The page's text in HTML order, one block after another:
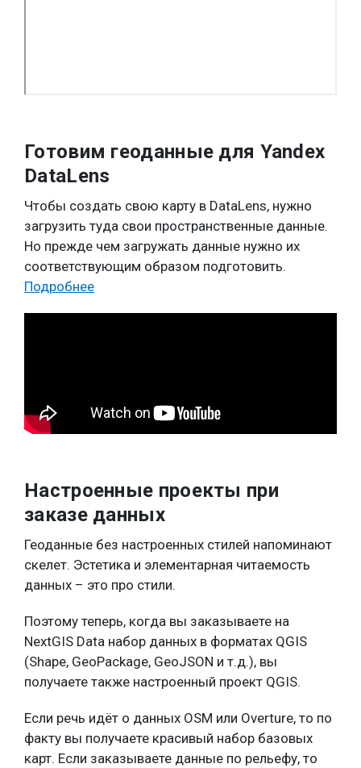
Готовим геоданные для Yandex
DataLens
Чтобы создать свою карту в DataLens, нужно
загрузить туда свои пространственные данные.
Но прежде чем загружать данные нужно их
соответствующим образом подготовить.
Подробнее
Настроенные проекты при
заказе данных
Геоданные без настроенных стилей напоминают
скелет. Эстетика и элементарная читаемость
данных – это про стили.
Поэтому теперь, когда вы заказываете на
NextGIS Data набор данных в форматах QGIS
(Shape, GeoPackage, GeoJSON и т.д.), вы
получаете также настроенный проект QGIS.
Если речь идёт о данных OSM или Overture, то по
факту вы получаете красивый набор базовых
карт. Если заказываете данные по рельефу, то